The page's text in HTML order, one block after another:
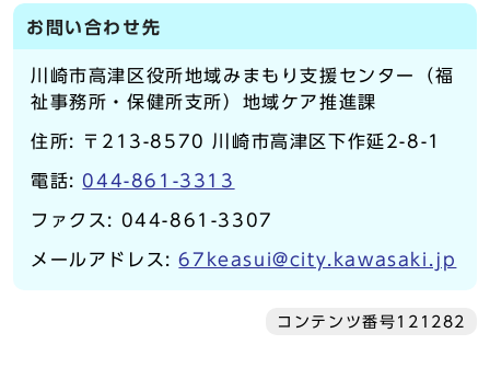
お問い合わせ先
川崎市高津区役所地域みまもり支援センター（福
祉事務所・保健所支所）地域ケア推進課
住所: 〒213-8570 川崎市高津区下作延2-8-1
電話: 044-861-3313
ファクス: 044-861-3307
メールアドレス:67keasui@city.kawasaki.jp
コンテンツ番号121282